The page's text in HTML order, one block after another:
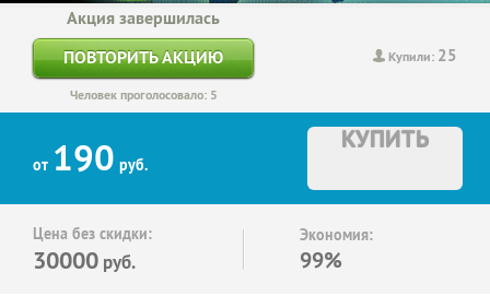
Купили: 25
Акция завершилась
ПОВТОРИТЬ АКЦИЮ
Человек проголосовало: 5
от 190 руб.
КУПИТЬ
Цена без скидки:
30000 руб.
Экономия:
99%